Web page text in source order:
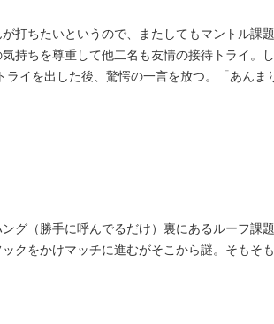
が打ちたいというので、またしてもマントル課
気持ちを尊重して他二名も友情の接待トライ。
ライを出した後、驚愕の一言を放つ。「あんま
グ（勝手に呼んでるだけ）裏にあるルーフ課
クをかけマッチに進むがそこから謎。そもそ